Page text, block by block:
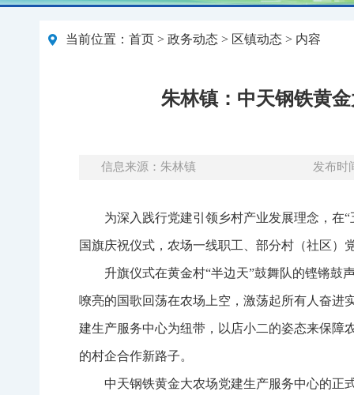
当前位置： 首页 > 政务动态 > 区镇动态 > 内容
朱林镇：中天钢铁黄
信息来源：朱林镇 发布时
为深入践行党建引领乡村产业发展理念，在
国旗庆祝仪式，农场一线职工、部分村（社区）
升旗仪式在黄金村“半边天”鼓舞队的铿锵鼓
嘹亮的国歌回荡在农场上空，激荡起所有人奋进
建生产服务中心为纽带，以店小二的姿态来保障
的村企合作新路子。
中天钢铁黄金大农场党建生产服务中心的正